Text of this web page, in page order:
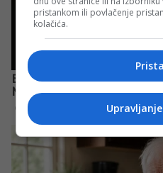
pristankom ili povlačenje
kolačića.